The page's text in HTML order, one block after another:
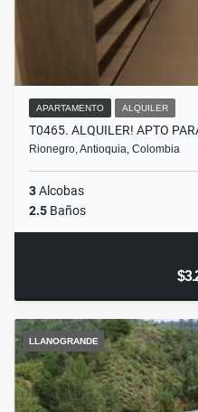
APARTAMENTO ALQUILER
T0465. ALQUILER! APTO
Rionegro, Antioquia, Colombia
3Alcobas
2.5 Baños
LLANOGRANDE